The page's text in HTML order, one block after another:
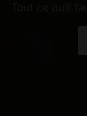
Tout ce qu'il